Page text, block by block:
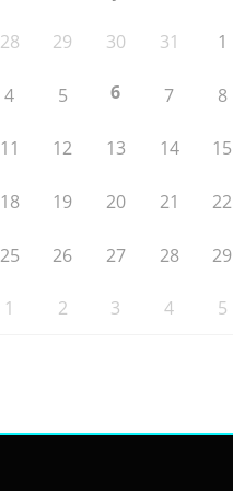
28 29 30 31 1
4 5 6 7 8
11 12 13 14 15
18 19 20 21 22
25 26 27 28 29
1 2 3 4 5